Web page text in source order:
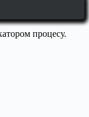
процесу.